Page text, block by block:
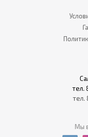
тел.
тел.
Мы